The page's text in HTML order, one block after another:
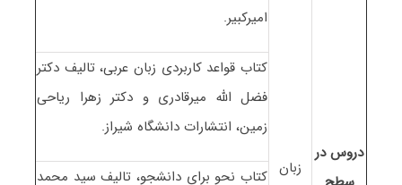
دروس در
زبان
امیرکبیر.
کتاب قواعد کاربردی زبان عربی، تالیف دکتر
فضل الله میرقادری و دکتر زهرا ریاحی
زمین، انتشارات دانشگاه شیراز.
کتاب نحو برای دانشجو، تالیف سید محمد